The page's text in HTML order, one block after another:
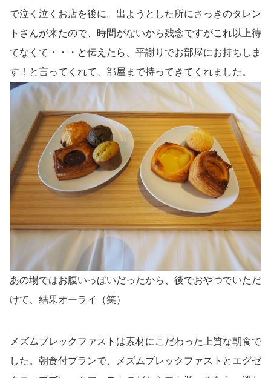
で泣く泣くお店を後に。出ようとした所にさっきのタレン
トさんが来たので、時間がないから残念ですがこれ以上待
てなくて・・・と伝えたら、平謝りでお部屋にお持ちしま
す！と言ってくれて、部屋まで持ってきてくれました。
あの場ではお腹いっぱいだったから、後でおやつでいただ
けて、結果オーライ（笑）
メズムブレックファストは素材にこだわった上質な朝食で
した。朝食付プランで、メズムブレックファストとエグゼ